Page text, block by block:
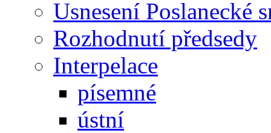
Usnesení Poslanecké
Rozhodnutí předsedy
Interpelace
písemné
ústní